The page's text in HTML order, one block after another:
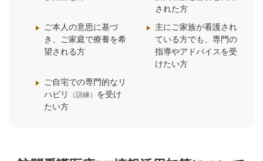
された方
ご本人の意思に基づ
き、ご家庭で療養を希
望される方
主にご家族が看護され
ている方でも、専門の
指導やアドバイスを受
けたい方
ご自宅での専門的なリ
ハビリ
（訓練） を受け
たい方